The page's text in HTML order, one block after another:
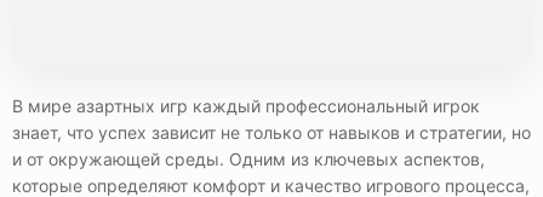
В мире азартных игр каждый профессиональный игрок
знает, что успех зависит не только от навыков и стратегии, но
и от окружающей среды. Одним из ключевых аспектов,
которые определяют комфорт и качество игрового процесса,